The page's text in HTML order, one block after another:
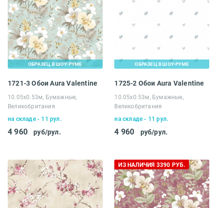
ОБРАЗЕЦ В ШОУ-РУМЕ
1721-3 Обои Aura Valentine
10.05х0.53м, Бумажные,
Великобритания
на складе - 11 рул.
4 960 руб/рул.
ОБРАЗЕЦ В ШОУ-РУМЕ
1725-2 Обои Aura Valentine
10.05х0.53м, Бумажные,
Великобритания
на складе - 11 рул.
4 960 руб/рул.
ИЗ НАЛИЧИЯ 3390 РУБ.